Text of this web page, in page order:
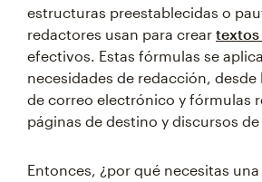
estructuras preestablecidas o
redactores usan para crear textos
efectivos. Estas fórmulas se
necesidades de redacción, desde
de correo electrónico y fórmulas
páginas de destino y discursos
Entonces, ¿por qué necesitas